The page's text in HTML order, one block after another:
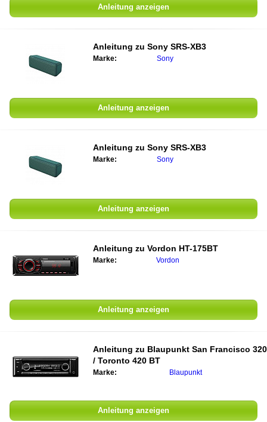
Anleitung anzeigen
Anleitung zu Sony SRS-XB3
Marke: Sony
Anleitung anzeigen
Anleitung zu Sony SRS-XB3
Marke: Sony
Anleitung anzeigen
Anleitung zu Vordon HT-175BT
Marke: Vordon
Anleitung anzeigen
Anleitung zu Blaupunkt San Francisco 320
/ Toronto 420 BT
Marke: Blaupunkt
Anleitung anzeigen